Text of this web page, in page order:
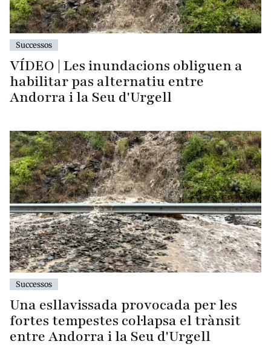
Successos
VÍDEO | Les inundacions obliguen a
habilitar pas alternatiu entre
Andorra i la Seu d'Urgell
Successos
Una esllavissada provocada per les
fortes tempestes col·lapsa el trànsit
entre Andorra i la Seu d'Urgell